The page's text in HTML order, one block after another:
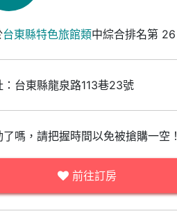
台東縣特色旅館類中綜合排名第 26
：台東縣龍泉路113巷23號
了嗎，請把握時間以免被搶購一空！
前往訂房